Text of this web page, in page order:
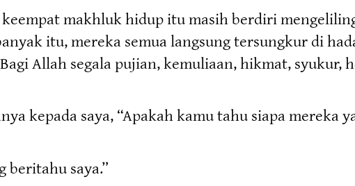
makhluk hidup itu masih berdiri
itu, mereka semua langsung tersungkur di
Allah segala pujian, kemuliaan, hikmat, syukur,
kepada saya, “Apakah kamu tahu siapa mereka
beritahu saya.”